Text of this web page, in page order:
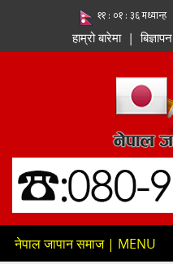
हाम्रो बारेमा | बिज्ञापन
नेपाल जापान समाज | MENU